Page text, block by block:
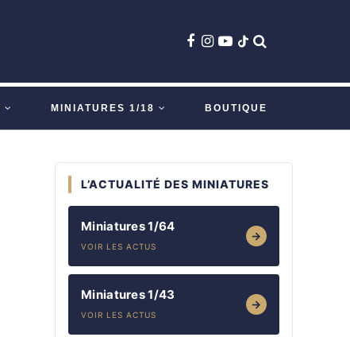
MINIATURES 1/18 BOUTIQUE
L’ACTUALITÉ DES MINIATURES
Miniatures 1/64
VOIR LES ACTUS
→
Miniatures 1/43
VOIR LES ACTUS
→